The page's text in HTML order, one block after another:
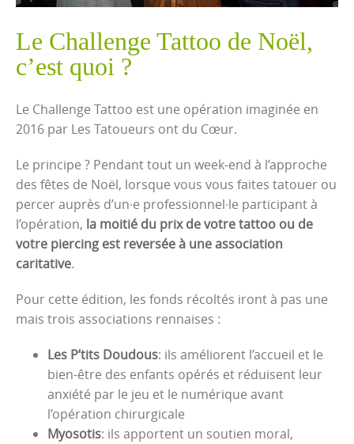
Le Challenge Tattoo de Noël,
c’est quoi ?
Le Challenge Tattoo est une opération imaginée en
2016 par Les Tatoueurs ont du Cœur.
Le principe ? Pendant tout un week-end à l’approche
des fêtes de Noël, lorsque vous vous faites tatouer ou
percer auprès d’un∙e professionnel∙le participant à
l’opération, la moitié du prix de votre tattoo ou de
votre piercing est reversée à une association
caritative.
Pour cette édition, les fonds récoltés iront à pas une
mais trois associations rennaises :
Les P’tits Doudous: ils améliorent l’accueil et le
bien-être des enfants opérés et réduisent leur
anxiété par le jeu et le numérique avant
l’opération chirurgicale
Myosotis: ils apportent un soutien moral,